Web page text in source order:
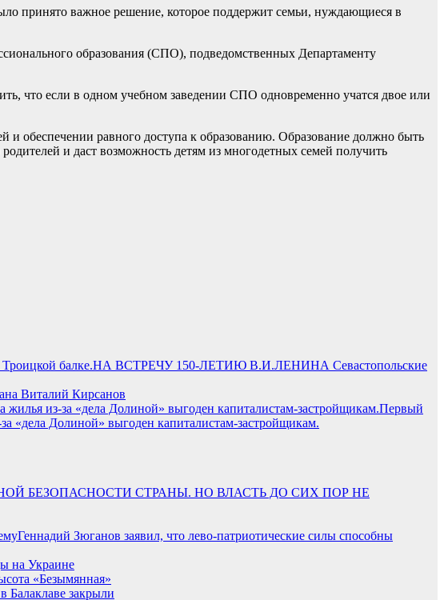
принято важное решение, которое поддержит семьи, нуждающиеся в
образования (СПО), подведомственных Департаменту
что если в одном учебном заведении СПО одновременно учатся двое или
обеспечении равного доступа к образованию. Образование должно быть
и даст возможность детям из многодетных семей получить
НА ВСТРЕЧУ 150-ЛЕТИЮ В.И.ЛЕНИНА Севастопольские
Виталий Кирсанов
Первый
«дела Долиной» выгоден капиталистам-застройщикам.
БЕЗОПАСНОСТИ СТРАНЫ. НО ВЛАСТЬ ДО СИХ ПОР НЕ
Геннадий Зюганов заявил, что лево-патриотические силы способны
на Украине
«Безымянная»
Балаклаве закрыли